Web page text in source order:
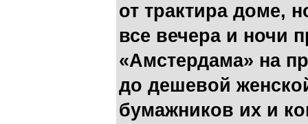
от трактира доме,
все вечера и ночи
«Амстердама» на
до дешевой
бумажников их и